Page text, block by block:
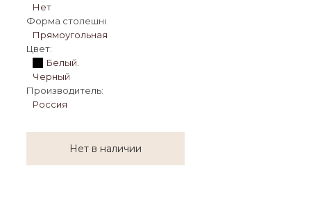
Нет
Форма столешницы:
Прямоугольная
Цвет:
Белый.
Черный
Производитель:
Россия
Нет в наличии